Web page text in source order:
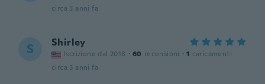
circa 3 anni fa
S Shirley
Iscrizione dal 2018 · 60 recensioni · 1 caricamenti
circa 3 anni fa